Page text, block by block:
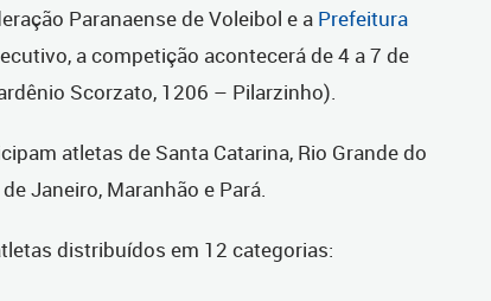
Paranaense de Voleibol e a Prefeitura
a competição acontecerá de 4 a 7 de
Scorzato, 1206 – Pilarzinho).
atletas de Santa Catarina, Rio Grande do
Janeiro, Maranhão e Pará.
distribuídos em 12 categorias: